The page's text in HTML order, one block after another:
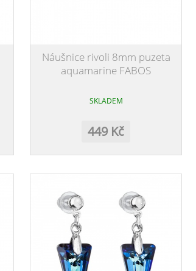
Náušnice rivoli 8mm puzeta
aquamarine FABOS
SKLADEM
449 Kč